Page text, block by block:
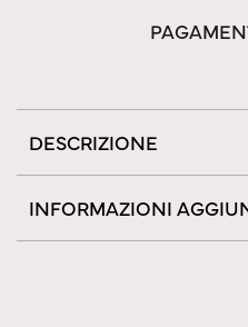
DESCRIZIONE
INFORMAZIONI